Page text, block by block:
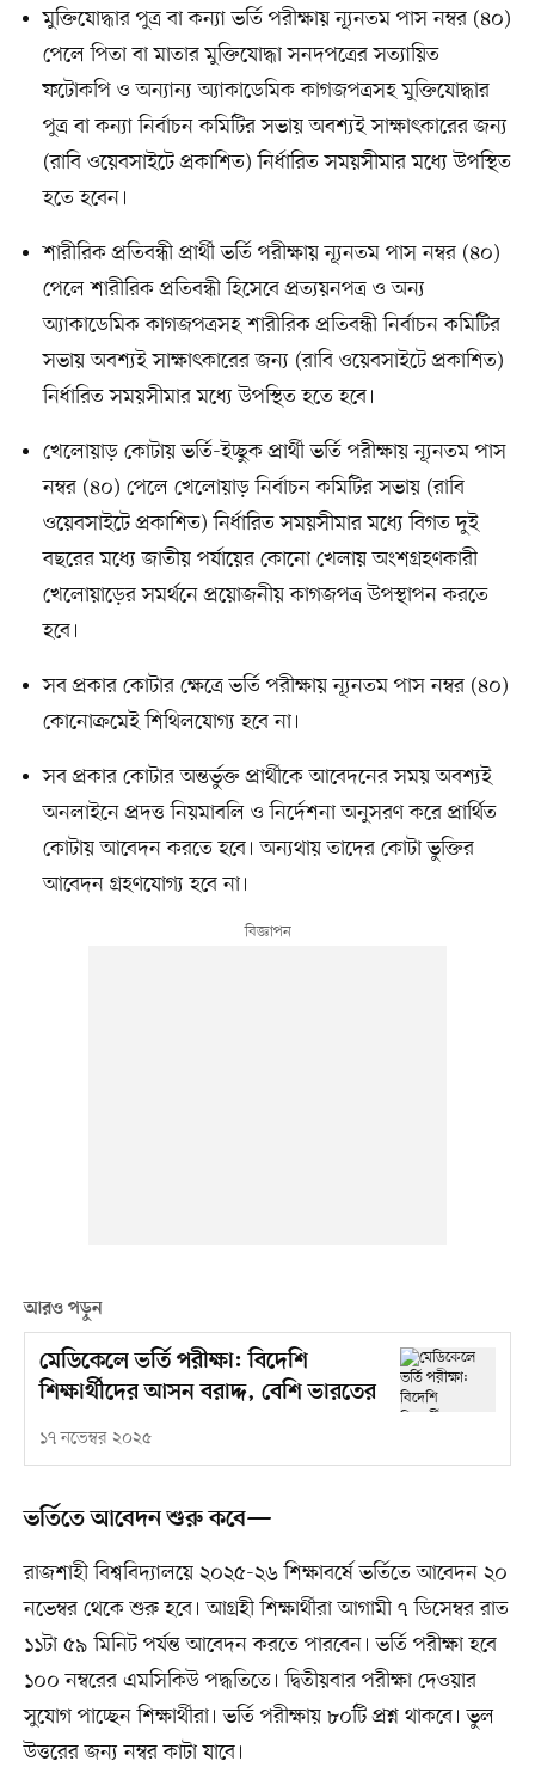
মুক্তিযোদ্ধার পুত্র বা কন্যা ভর্তি পরীক্ষায় ন্যূনতম পাস নম্বর (৪০)
পেলে পিতা বা মাতার মুক্তিযোদ্ধা সনদপত্রের সত্যায়িত
ফটোকপি ও অন্যান্য অ্যাকাডেমিক কাগজপত্রসহ মুক্তিযোদ্ধার
পুত্র বা কন্যা নির্বাচন কমিটির সভায় অবশ্যই সাক্ষাৎকারের জন্য
(রাবি ওয়েবসাইটে প্রকাশিত) নির্ধারিত সময়সীমার মধ্যে উপস্থিত
হতে হবেন।
শারীরিক প্রতিবন্ধী প্রার্থী ভর্তি পরীক্ষায় ন্যূনতম পাস নম্বর (৪০)
পেলে শারীরিক প্রতিবন্ধী হিসেবে প্রত্যয়নপত্র ও অন্য
অ্যাকাডেমিক কাগজপত্রসহ শারীরিক প্রতিবন্ধী নির্বাচন কমিটির
সভায় অবশ্যই সাক্ষাৎকারের জন্য (রাবি ওয়েবসাইটে প্রকাশিত)
নির্ধারিত সময়সীমার মধ্যে উপস্থিত হতে হবে।
খেলোয়াড় কোটায় ভর্তি-ইচ্ছুক প্রার্থী ভর্তি পরীক্ষায় ন্যূনতম পাস
নম্বর (৪০) পেলে খেলোয়াড় নির্বাচন কমিটির সভায় (রাবি
ওয়েবসাইটে প্রকাশিত) নির্ধারিত সময়সীমার মধ্যে বিগত দুই
বছরের মধ্যে জাতীয় পর্যায়ের কোনো খেলায় অংশগ্রহণকারী
খেলোয়াড়ের সমর্থনে প্রয়োজনীয় কাগজপত্র উপস্থাপন করতে
হবে।
সব প্রকার কোটার ক্ষেত্রে ভর্তি পরীক্ষায় ন্যূনতম পাস নম্বর (৪০)
কোনোক্রমেই শিথিলযোগ্য হবে না।
সব প্রকার কোটার অন্তর্ভুক্ত প্রার্থীকে আবেদনের সময় অবশ্যই
অনলাইনে প্রদত্ত নিয়মাবলি ও নির্দেশনা অনুসরণ করে প্রার্থিত
কোটায় আবেদন করতে হবে। অন্যথায় তাদের কোটা ভুক্তির
আবেদন গ্রহণযোগ্য হবে না।
আরও পড়ুন
মেডিকেলে ভর্তি পরীক্ষা: বিদেশি
শিক্ষার্থীদের আসন বরাদ্দ, বেশি ভারতের
১৭ নভেম্বর ২০২৫
ভর্তিতে আবেদন শুরু কবে—
রাজশাহী বিশ্ববিদ্যালয়ে ২০২৫-২৬ শিক্ষাবর্ষে ভর্তিতে আবেদন ২০
নভেম্বর থেকে শুরু হবে। আগ্রহী শিক্ষার্থীরা আগামী ৭ ডিসেম্বর রাত
১১টা ৫৯ মিনিট পর্যন্ত আবেদন করতে পারবেন। ভর্তি পরীক্ষা হবে
১০০ নম্বরের এমসিকিউ পদ্ধতিতে। দ্বিতীয়বার পরীক্ষা দেওয়ার
সুযোগ পাচ্ছেন শিক্ষার্থীরা। ভর্তি পরীক্ষায় ৮০টি প্রশ্ন থাকবে। ভুল
উত্তরের জন্য নম্বর কাটা যাবে।